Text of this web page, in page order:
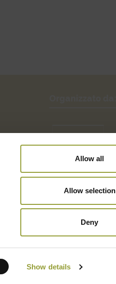
Show details
Allow all
Allow selection
Deny